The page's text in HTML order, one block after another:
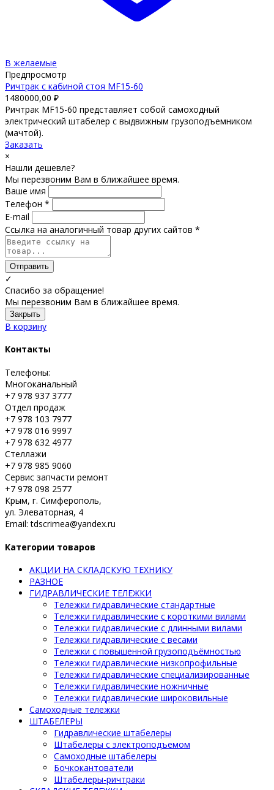
В желаемые
Предпросмотр
Ричтрак с кабиной стоя MF15-60
1480000,00 ₽
Ричтрак MF15-60 представляет собой самоходный
электрический штабелер с выдвижным грузоподъемником
(мачтой).
Заказать
×
Нашли дешевле?
Мы перезвоним Вам в ближайшее время.
Ваше имя
Телефон *
E-mail
Ссылка на аналогичный товар других сайтов *
Отправить
✓
Спасибо за обращение!
Мы перезвоним Вам в ближайшее время.
Закрыть
В корзину
Контакты
Телефоны:
Многоканальный
+7 978 937 3777
Отдел продаж
+7 978 103 7977
+7 978 016 9997
+7 978 632 4977
Стеллажи
+7 978 985 9060
Сервис запчасти ремонт
+7 978 098 2577
Крым, г. Симферополь,
ул. Элеваторная, 4
Email: tdscrimea@yandex.ru
Категории товаров
АКЦИИ НА СКЛАДСКУЮ ТЕХНИКУ
РАЗНОЕ
ГИДРАВЛИЧЕСКИЕ ТЕЛЕЖКИ
Тележки гидравлические стандартные
Тележки гидравлические с короткими вилами
Тележки гидравлические с длинными вилами
Тележки гидравлические с весами
Тележки с повышенной грузоподъёмностью
Тележки гидравлические низкопрофильные
Тележки гидравлические специализированные
Тележки гидравлические ножничные
Тележки гидравлические широковильные
Самоходные тележки
ШТАБЕЛЕРЫ
Гидравлические штабелеры
Штабелеры с электроподъемом
Самоходные штабелеры
Бочкокантователи
Штабелеры-ричтраки